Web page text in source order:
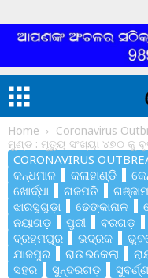
Home Coronavirus
ମୁଣ୍ଡ : ମୃତ୍ୟୁ ସଂଖ୍ୟା ୪୭୦ କୁ
CORONAVIRUS
କନ୍ଧମାଳ
କଳାହାଣ୍ଡି
ଖୋର୍ଦ୍ଧା
ଗଜପତି ଗଞ୍ଜାମ
ଝାରସୁଗୁଡ଼ା
ଢେଙ୍କାନାଳ
ନୟାଗଡ଼
ପୁରୀ ବରଗଡ଼
ବ୍ରହ୍ମପୁର
ଭଦ୍ରକ
ଯାଜପୁର
ରାଉରକେଲା
ସହର
ସୁନ୍ଦରଗଡ଼